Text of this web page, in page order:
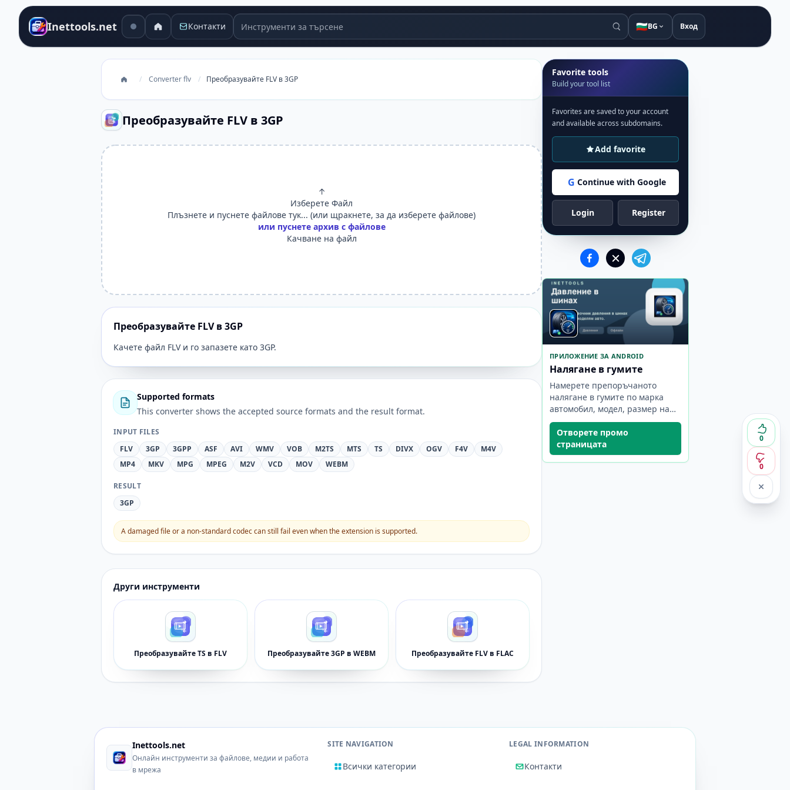
Inettools.net Контакти Инструменти за търсене 🇧🇬BG Вход
/ Converter flv / Преобразувайте FLV в 3GP
Преобразувайте FLV в 3GP
0
0
↑
Изберете Файл
Плъзнете и пуснете файлове тук... (или щракнете, за да изберете файлове)
или пуснете архив с файлове
Качване на файл
Преобразувайте FLV в 3GP
Качете файл FLV и го запазете като 3GP.
Supported formats
This converter shows the accepted source formats and the result format.
INPUT FILES
FLV
3GP 3GPP ASF AVI WMV VOB M2TS MTS TS DIVX OGV F4V
M4V
MP4
MKV MPG MPEG M2V VCD MOV WEBM
RESULT
3GP
A damaged file or a non-standard codec can still fail even when the extension is supported.
Други инструменти
Преобразувайте TS в FLV Преобразувайте 3GP в WEBM Преобразувайте FLV в FLAC
Favorite tools
Build your tool list
Favorites are saved to your account
and available across subdomains.
Add favorite
G Continue with Google
Login Register
ПРИЛОЖЕНИЕ ЗА ANDROID
Налягане в гумите
Намерете препоръчаното
налягане в гумите по марка
автомобил, модел, размер на
гумата и стойности на bar/psi.
Отворете промо
страницата
Inettools.net
Онлайн инструменти за файлове, медии и работа
в мрежа
SITE NAVIGATION
Всички категории
LEGAL INFORMATION
Контакти